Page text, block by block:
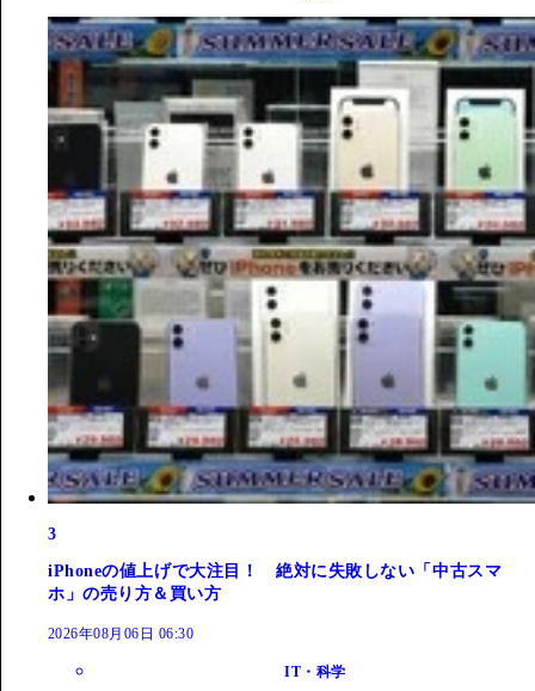
3
iPhoneの値上げで大注目！ 絶対に失敗しない「中古スマ
ホ」の売り方＆買い方
2026年08月06日 06:30
IT・科学